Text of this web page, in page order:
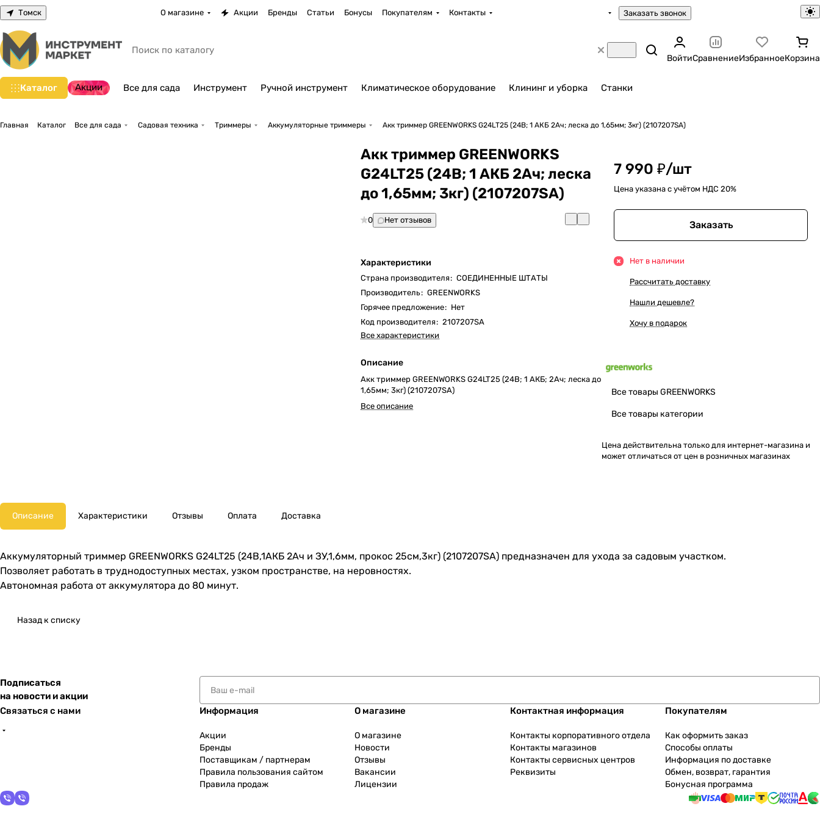
Томск О магазине Акции Бренды Статьи Бонусы Покупателям Контакты Заказать звонок
ВойтиСравнениеИзбранноеКорзина
Каталог Акции Все для сада Инструмент Ручной инструмент Климатическое оборудование Клининг и уборка Станки
Главная Каталог Все для сада Садовая техника Триммеры Аккумуляторные триммеры Акк триммер GREENWORKS G24LT25 (24В; 1 АКБ 2Ач; леска до 1,65мм; 3кг) (2107207SA)
Акк триммер GREENWORKS
G24LT25 (24В; 1 АКБ 2Ач; леска
до 1,65мм; 3кг) (2107207SA)
0 Нет отзывов
Характеристики
Страна производителя: СОЕДИНЕННЫЕ ШТАТЫ
Производитель: GREENWORKS
Горячее предложение: Нет
Код производителя: 2107207SA
Все характеристики
Описание
Акк триммер GREENWORKS G24LT25 (24В; 1 АКБ; 2Ач; леска до
1,65мм; 3кг) (2107207SA)
Все описание
7 990 ₽/шт
Цена указана с учётом НДС 20%
Заказать
Нет в наличии
Рассчитать доставку
Нашли дешевле?
Хочу в подарок
Все товары GREENWORKS
Все товары категории
Цена действительна только для интернет-магазина и
может отличаться от цен в розничных магазинах
Описание Характеристики Отзывы Оплата Доставка
Аккумуляторный триммер GREENWORKS G24LT25 (24В,1АКБ 2Ач и ЗУ,1,6мм, прокос 25см,3кг) (2107207SA) предназначен для ухода за садовым участком.
Позволяет работать в труднодоступных местах, узком пространстве, на неровностях.
Автономная работа от аккумулятора до 80 минут.
Назад к списку
Подписаться
на новости и акции
Связаться с нами
Информация
Акции
Бренды
Поставщикам / партнерам
Правила пользования сайтом
Правила продаж
О магазине
О магазине
Новости
Отзывы
Вакансии
Лицензии
Контактная информация
Контакты корпоративного отдела
Контакты магазинов
Контакты сервисных центров
Реквизиты
Покупателям
Как оформить заказ
Способы оплаты
Информация по доставке
Обмен, возврат, гарантия
Бонусная программа